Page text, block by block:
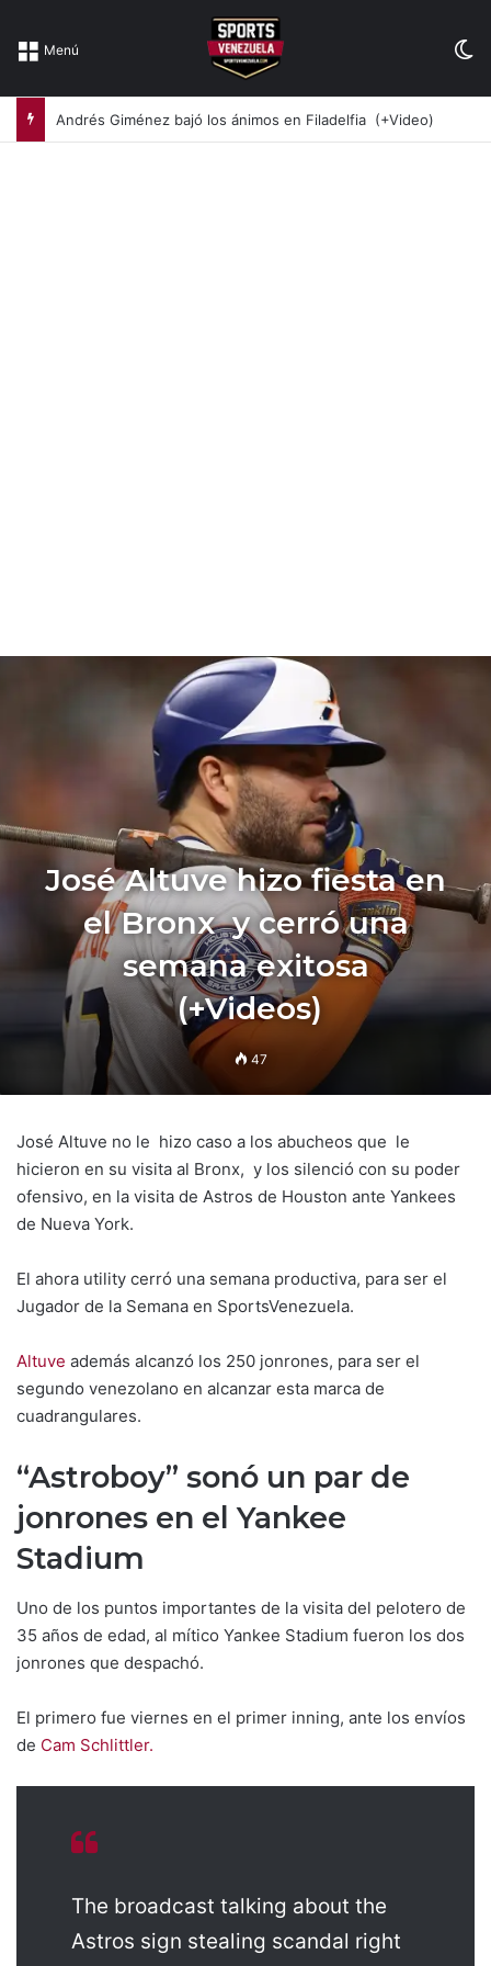
Menú
Andrés Giménez bajó los ánimos en Filadelfia (+Video)
José Altuve hizo fiesta en
el Bronx y cerró una
semana exitosa
(+Videos)
47
José Altuve no le hizo caso a los abucheos que le
hicieron en su visita al Bronx, y los silenció con su poder
ofensivo, en la visita de Astros de Houston ante Yankees
de Nueva York.
El ahora utility cerró una semana productiva, para ser el
Jugador de la Semana en SportsVenezuela.
Altuve además alcanzó los 250 jonrones, para ser el
segundo venezolano en alcanzar esta marca de
cuadrangulares.
“Astroboy” sonó un par de
jonrones en el Yankee
Stadium
Uno de los puntos importantes de la visita del pelotero de
35 años de edad, al mítico Yankee Stadium fueron los dos
jonrones que despachó.
El primero fue viernes en el primer inning, ante los envíos
de Cam Schlittler.
The broadcast talking about the
Astros sign stealing scandal right